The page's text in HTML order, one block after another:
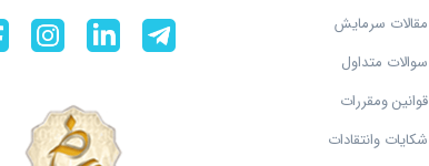
مقالات سرمایش
سوالات متداول
قوانین ومقررات
شکایات وانتقادات